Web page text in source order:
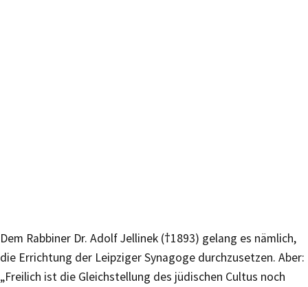
Dem Rabbiner Dr. Adolf Jellinek (†1893) gelang es nämlich,
die Errichtung der Leipziger Synagoge durchzusetzen. Aber:
„Freilich ist die Gleichstellung des jüdischen Cultus noch